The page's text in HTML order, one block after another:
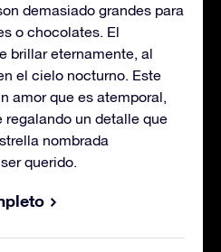
demasiado grandes para
o chocolates. El
brillar eternamente, al
el cielo nocturno. Este
amor que es atemporal,
un detalle que
nombrada
querido.